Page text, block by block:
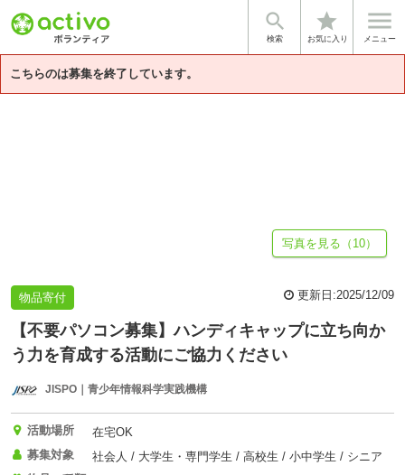

検索
star
お気に入り

メニュー
こちらのは募集を終了しています。
基本情報 募集詳細 法人情報
写真を見る（10）
物品寄付 更新日:2025/12/09
【不要パソコン募集】ハンディキャップに立ち向か
う力を育成する活動にご協力ください
JISPO｜青少年情報科学実践機構
活動場所
在宅OK
募集対象
社会人 / 大学生・専門学生 / 高校生 / 小中学生 / シニア